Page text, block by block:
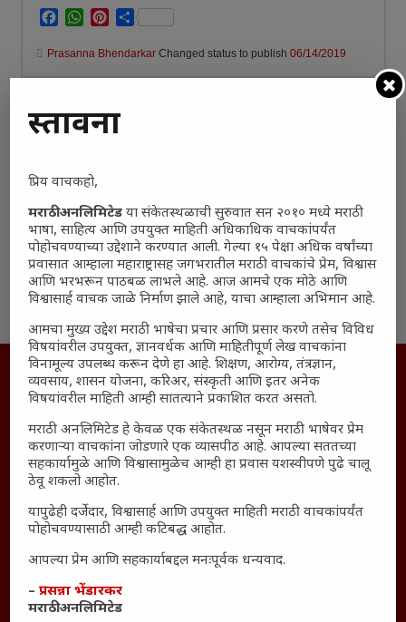
Facebook
WhatsApp
Pinterest
Share
Prasanna BhendarkarChanged status to publish 06/14/2019
Add a Comment
Write your answer.
Register or Login
Like
अधिकार आणि वापर
जाहिरात
माहिती
विशेष
संग्रह
English To Marathi
English To Hindi
Kruti Dev Unicode
Polls Archive
Shop Unlimited
प्रस्तावना
प्रिय वाचकहो,
मराठी अनलिमिटेड या संकेतस्थळाची सुरुवात सन २०१० मध्ये मराठी
भाषा, साहित्य आणि उपयुक्त माहिती अधिकाधिक वाचकांपर्यंत
पोहोचवण्याच्या उद्देशाने करण्यात आली. गेल्या १५ पेक्षा अधिक वर्षांच्या
प्रवासात आम्हाला महाराष्ट्रासह जगभरातील मराठी वाचकांचे प्रेम, विश्वास
आणि भरभरून पाठबळ लाभले आहे. आज आमचे एक मोठे आणि
विश्वासार्ह वाचक जाळे निर्माण झाले आहे, याचा आम्हाला अभिमान आहे.
आमचा मुख्य उद्देश मराठी भाषेचा प्रचार आणि प्रसार करणे तसेच विविध
विषयांवरील उपयुक्त, ज्ञानवर्धक आणि माहितीपूर्ण लेख वाचकांना
विनामूल्य उपलब्ध करून देणे हा आहे. शिक्षण, आरोग्य, तंत्रज्ञान,
व्यवसाय, शासन योजना, करिअर, संस्कृती आणि इतर अनेक
विषयांवरील माहिती आम्ही सातत्याने प्रकाशित करत असतो.
मराठी अनलिमिटेड हे केवळ एक संकेतस्थळ नसून मराठी भाषेवर प्रेम
करणाऱ्या वाचकांना जोडणारे एक व्यासपीठ आहे. आपल्या सततच्या
सहकार्यामुळे आणि विश्वासामुळेच आम्ही हा प्रवास यशस्वीपणे पुढे चालू
ठेवू शकलो आहोत.
यापुढेही दर्जेदार, विश्वासार्ह आणि उपयुक्त माहिती मराठी वाचकांपर्यंत
पोहोचवण्यासाठी आम्ही कटिबद्ध आहोत.
आपल्या प्रेम आणि सहकार्याबद्दल मनःपूर्वक धन्यवाद.
–प्रसन्ना भेंडारकर
मराठी अनलिमिटेड